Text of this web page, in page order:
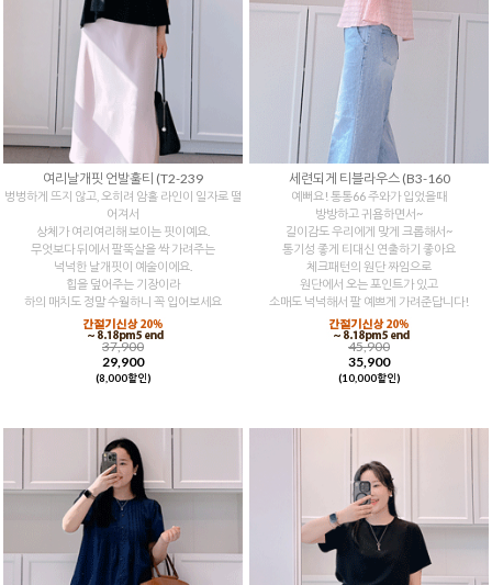
여리날개핏 언발훌티 (T2-239
벙벙하게 뜨지 않고, 오히려 암홀 라인이 일자로 떨
어져서
상체가 여리여리해 보이는 핏이예요.
무엇보다 뒤에서 팔뚝살을 싹 가려주는
넉넉한 날개핏이 예술이에요.
힙을 덮어주는 기장이라
하의 매치도 정말 수월하니 꼭 입어보세요
37,900
29,900
(8,000할인)
세련되게 티블라우스 (B3-160
예뻐요! 통통66 주와가 입었을때
방방하고 귀욤하면서~
길이감도 우리에게 맞게 크롭해서~
통기성 좋게 티대신 연출하기 좋아요
체크패턴의 원단 짜임으로
원단에서 오는 포인트가 있고
소매도 넉넉해서 팔 예쁘게 가려준답니다!
45,900
35,900
(10,000할인)